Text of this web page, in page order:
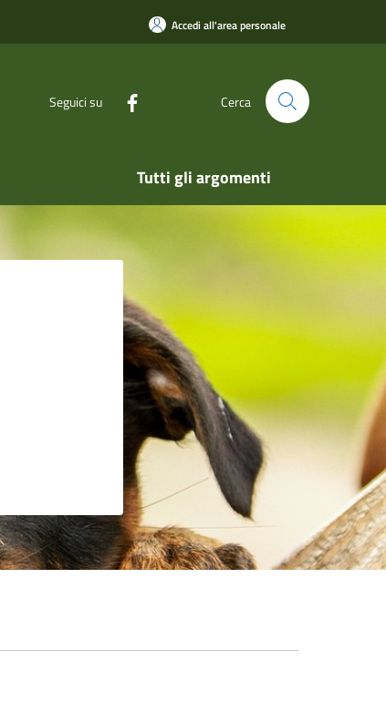
Accedi all'area personale
Seguici su Cerca
Tutti gli argomenti